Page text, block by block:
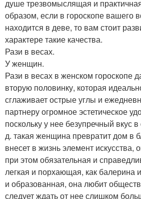
душе трезвомыслящая и
образом, если в гороскопе вашего
находится в деве, то вам стоит
характере такие качества.
Рази в весах.
У женщин.
Рази в весах в женском гороскопе
вторую половинку, которая
сглаживает острые углы и
партнеру огромное эстетическое
поскольку у нее безупречный вкус
д. такая женщина превратит дом в
внесет в жизнь элемент искусства,
при этом обязательная и
легкая и порхающая, как балерина
и образованная, она любит
следует ждать от нее слишком